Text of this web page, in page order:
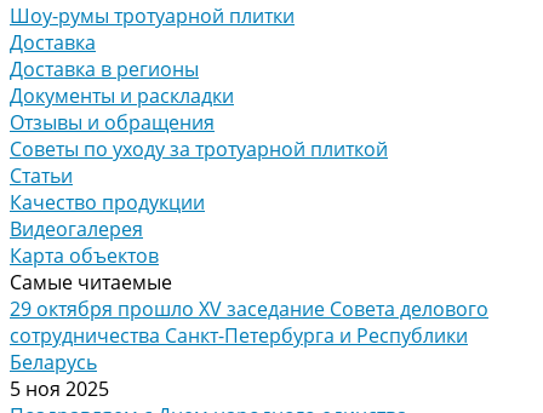
Шоу-румы тротуарной плитки
Доставка
Доставка в регионы
Документы и раскладки
Отзывы и обращения
Советы по уходу за тротуарной плиткой
Статьи
Качество продукции
Видеогалерея
Карта объектов
Самые читаемые
29 октября прошло XV заседание Совета делового
сотрудничества Санкт-Петербурга и Республики
Беларусь
5 ноя 2025